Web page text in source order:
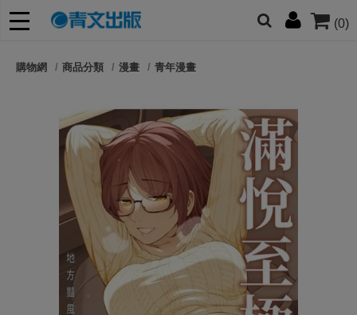
(0)
朋友們，提高警覺！
購物網 商品分類 漫畫 青年漫畫